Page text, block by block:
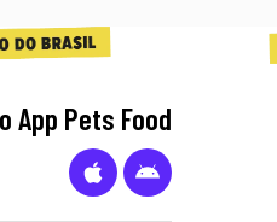
App Pets Food